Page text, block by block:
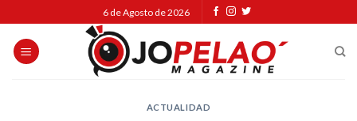
to
content
6 de Agosto de 2026
ACTUALIDAD